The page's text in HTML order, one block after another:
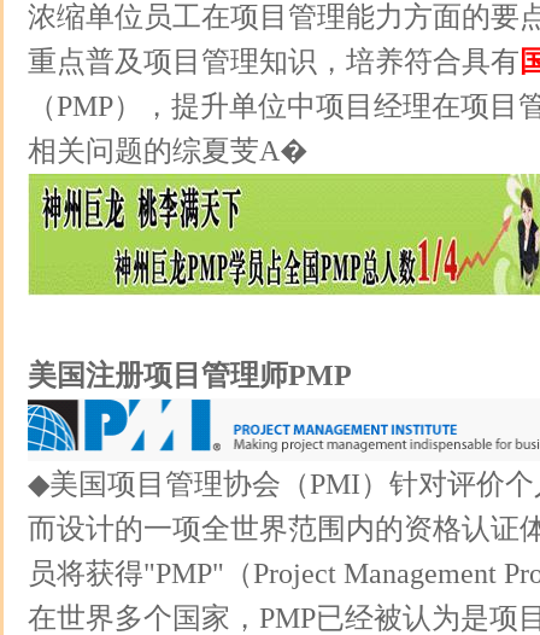
浓缩单位员工在项目管理能力方面的要
重点普及项目管理知识，培养符合具有
（PMP），提升单位中项目经理在项目
相关问题的综夏芰Α�
美国注册项目管理师PMP
◆美国项目管理协会（PMI）针对评价
而设计的一项全世界范围内的资格认证
员将获得"PMP"（Project Management
在世界多个国家，PMP已经被认为是项